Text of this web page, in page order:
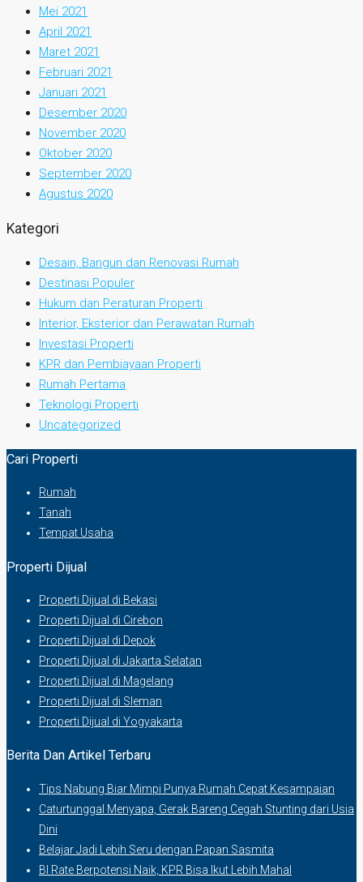
Mei 2021
April 2021
Maret 2021
Februari 2021
Januari 2021
Desember 2020
November 2020
Oktober 2020
September 2020
Agustus 2020
Kategori
Desain, Bangun dan Renovasi Rumah
Destinasi Populer
Hukum dan Peraturan Properti
Interior, Eksterior dan Perawatan Rumah
Investasi Properti
KPR dan Pembiayaan Properti
Rumah Pertama
Teknologi Properti
Uncategorized
Cari Properti
Rumah
Tanah
Tempat Usaha
Properti Dijual
Properti Dijual di Bekasi
Properti Dijual di Cirebon
Properti Dijual di Depok
Properti Dijual di Jakarta Selatan
Properti Dijual di Magelang
Properti Dijual di Sleman
Properti Dijual di Yogyakarta
Berita Dan Artikel Terbaru
Tips Nabung Biar Mimpi Punya Rumah Cepat Kesampaian
Caturtunggal Menyapa, Gerak Bareng Cegah Stunting dari Usia
Dini
Belajar Jadi Lebih Seru dengan Papan Sasmita
BI Rate Berpotensi Naik, KPR Bisa Ikut Lebih Mahal